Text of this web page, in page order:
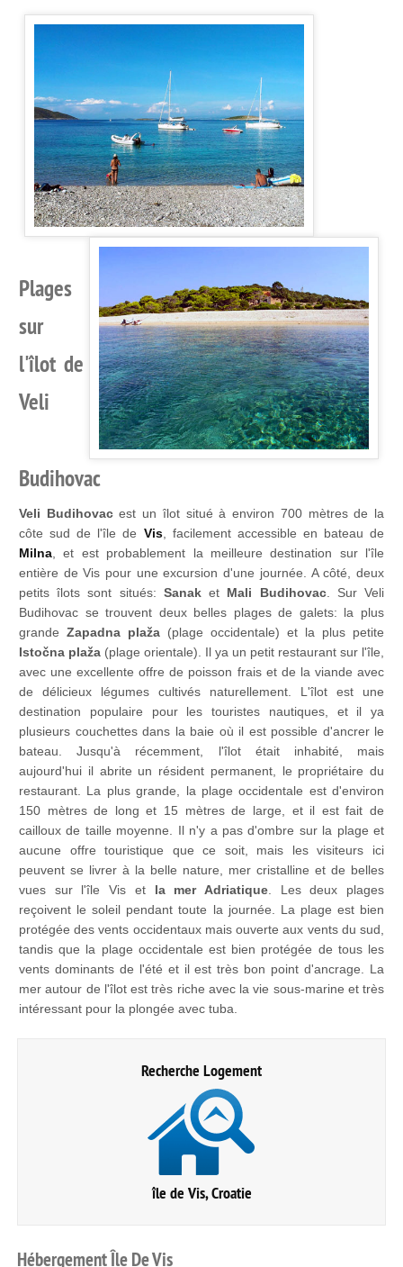
Plages
sur
l'îlot de
Veli
Budihovac
Veli Budihovacest un îlot situé à environ 700 mètres de la
côte sud de l'île de Vis, facilement accessible en bateau de
Milna , et est probablement la meilleure destination sur l'île
entière de Vis pour une excursion d'une journée. A côté, deux
petits îlots sont situés: Sanaket Mali Budihovac. Sur Veli
Budihovac se trouvent deux belles plages de galets: la plus
grande Zapadna plaža (plage occidentale) et la plus petite
Istočna plaža (plage orientale). Il ya un petit restaurant sur l'île,
avec une excellente offre de poisson frais et de la viande avec
de délicieux légumes cultivés naturellement. L'îlot est une
destination populaire pour les touristes nautiques, et il ya
plusieurs couchettes dans la baie où il est possible d'ancrer le
bateau. Jusqu'à récemment, l'îlot était inhabité, mais
aujourd'hui il abrite un résident permanent, le propriétaire du
restaurant. La plus grande, la plage occidentale est d'environ
150 mètres de long et 15 mètres de large, et il est fait de
cailloux de taille moyenne. Il n'y a pas d'ombre sur la plage et
aucune offre touristique que ce soit, mais les visiteurs ici
peuvent se livrer à la belle nature, mer cristalline et de belles
vues sur l'île Vis et la mer Adriatique. Les deux plages
reçoivent le soleil pendant toute la journée. La plage est bien
protégée des vents occidentaux mais ouverte aux vents du sud,
tandis que la plage occidentale est bien protégée de tous les
vents dominants de l'été et il est très bon point d'ancrage. La
mer autour de l'îlot est très riche avec la vie sous-marine et très
intéressant pour la plongée avec tuba.
Recherche Logement
île de Vis, Croatie
HébergementÎleDeVis